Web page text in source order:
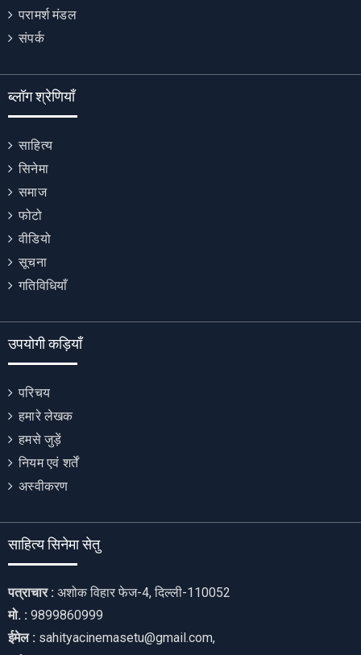
परामर्श मंडल
संपर्क
ब्लॉग श्रेणियाँ
साहित्य
सिनेमा
समाज
फोटो
वीडियो
सूचना
गतिविधियाँ
उपयोगी कड़ियाँ
परिचय
हमारे लेखक
हमसे जुड़ें
नियम एवं शर्तें
अस्वीकरण
साहित्य सिनेमा सेतु
पत्राचार : अशोक विहार फेज-4, दिल्ली-110052
मो. : 9899860999
ईमेल : sahityacinemasetu@gmail.com,